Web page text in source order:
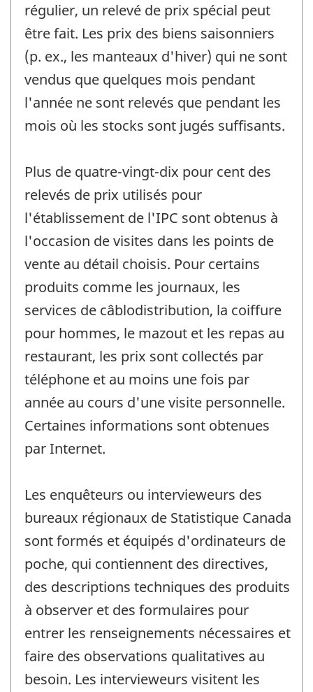
régulier, un relevé de prix spécial peut
être fait. Les prix des biens saisonniers
(p. ex., les manteaux d'hiver) qui ne sont
vendus que quelques mois pendant
l'année ne sont relevés que pendant les
mois où les stocks sont jugés suffisants.
Plus de quatre-vingt-dix pour cent des
relevés de prix utilisés pour
l'établissement de l'IPC sont obtenus à
l'occasion de visites dans les points de
vente au détail choisis. Pour certains
produits comme les journaux, les
services de câblodistribution, la coiffure
pour hommes, le mazout et les repas au
restaurant, les prix sont collectés par
téléphone et au moins une fois par
année au cours d'une visite personnelle.
Certaines informations sont obtenues
par Internet.
Les enquêteurs ou intervieweurs des
bureaux régionaux de Statistique Canada
sont formés et équipés d'ordinateurs de
poche, qui contiennent des directives,
des descriptions techniques des produits
à observer et des formulaires pour
entrer les renseignements nécessaires et
faire des observations qualitatives au
besoin. Les intervieweurs visitent les